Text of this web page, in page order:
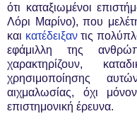
ότι καταξιωμένοι
Λόρι Μαρίνο), που
και κατέδειξαντις
εφάμιλλη της
χαρακτηρίζουν,
χρησιμοποίησης
αιχμαλωσίας, όχι
επιστημονική έρευνα.